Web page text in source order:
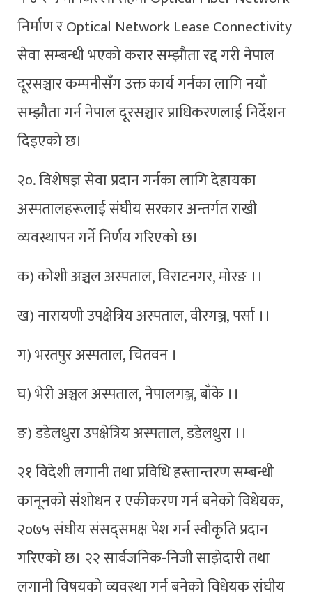
निर्माण र Optical Network Lease Connectivity
सेवा सम्बन्धी भएको करार सम्झौता रद्द गरी नेपाल
दूरसञ्चार कम्पनीसँग उक्त कार्य गर्नका लागि नयाँ
सम्झौता गर्न नेपाल दूरसञ्चार प्राधिकरणलाई निर्देशन
दिइएको छ।
२०. विशेषज्ञ सेवा प्रदान गर्नका लागि देहायका
अस्पतालहरूलाई संघीय सरकार अन्तर्गत राखी
व्यवस्थापन गर्ने निर्णय गरिएको छ।
क) कोशी अञ्चल अस्पताल, विराटनगर, मोरङ ।।
ख) नारायणी उपक्षेत्रिय अस्पताल, वीरगञ्ज, पर्सा ।।
ग) भरतपुर अस्पताल, चितवन ।
घ) भेरी अञ्चल अस्पताल, नेपालगञ्ज, बाँके ।।
ङ) डडेलधुरा उपक्षेत्रिय अस्पताल, डडेलधुरा ।।
२१ विदेशी लगानी तथा प्रविधि हस्तान्तरण सम्बन्धी
कानूनको संशोधन र एकीकरण गर्न बनेको विधेयक,
२०७५ संघीय संसद्समक्ष पेश गर्न स्वीकृति प्रदान
गरिएको छ। २२ सार्वजनिक-निजी साझेदारी तथा
लगानी विषयको व्यवस्था गर्न बनेको विधेयक संघीय